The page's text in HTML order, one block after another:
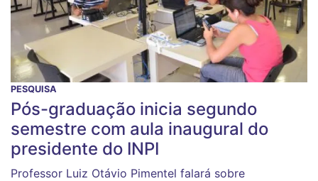
PESQUISA
Pós-graduação inicia segundo
semestre com aula inaugural do
presidente do INPI
Professor Luiz Otávio Pimentel falará sobre